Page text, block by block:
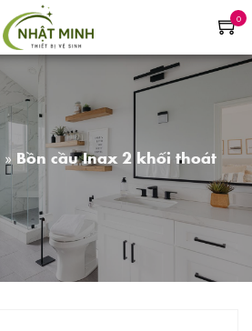
0
» Bồn cầu Inax 2 khối thoát